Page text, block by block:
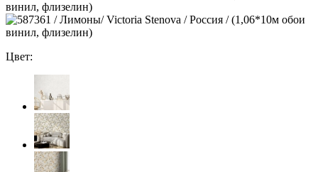
Цвет: